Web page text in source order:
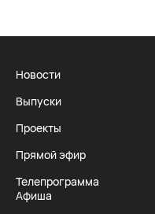
Новости
Выпуски
Проекты
Прямой эфир
Телепрограмма
Афиша